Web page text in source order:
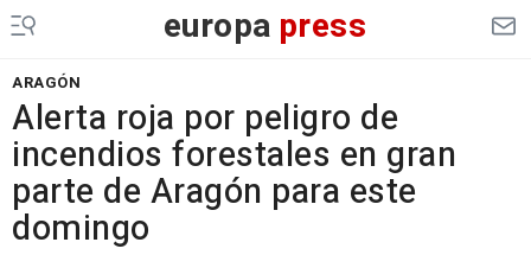
europa press
ARAGÓN
Alerta roja por peligro de
incendios forestales en gran
parte de Aragón para este
domingo